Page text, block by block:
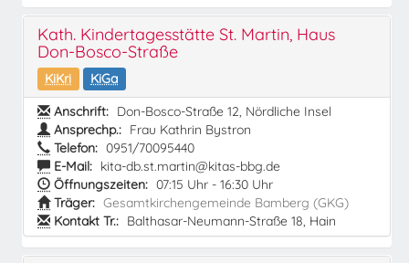
Kath. Kindertagesstätte St. Martin, Haus
Don-Bosco-Straße
KiKri
KiGa
Anschrift: Don-Bosco-Straße 12, Nördliche Insel
Ansprechp.: Frau Kathrin Bystron
Telefon: 0951/70095440
E-Mail: kita-db.st.martin@kitas-bbg.de
Öffnungszeiten: 07:15 Uhr - 16:30 Uhr
Träger: Gesamtkirchengemeinde Bamberg (GKG)
Kontakt Tr.: Balthasar-Neumann-Straße 18, Hain